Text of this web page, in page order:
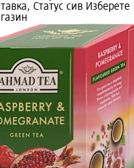
Статус сив Изберете